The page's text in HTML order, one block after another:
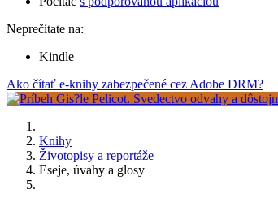
Neprečítate na:
Kindle
Ako čítať e-knihy zabezpečené cez Adobe DRM?
Knihy
Životopisy a reportáže
Eseje, úvahy a glosy